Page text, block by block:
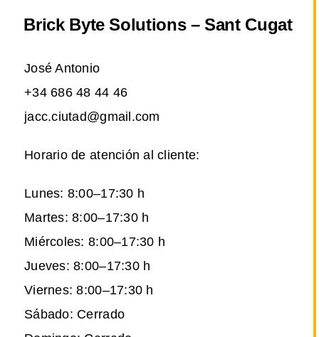
Brick Byte Solutions – Sant Cugat
José Antonio
+34 686 48 44 46
jacc.ciutad@gmail.com
Horario de atención al cliente:
Lunes: 8:00–17:30 h
Martes: 8:00–17:30 h
Miércoles: 8:00–17:30 h
Jueves: 8:00–17:30 h
Viernes: 8:00–17:30 h
Sábado: Cerrado